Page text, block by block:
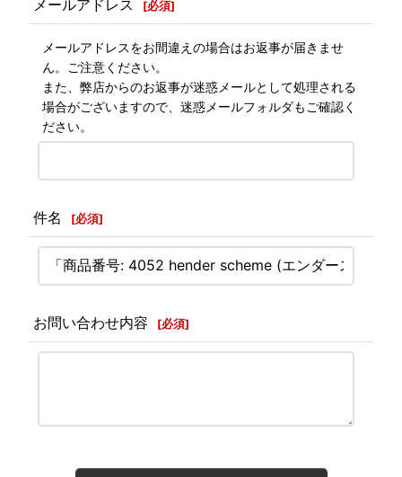
メールアドレス [必須]
メールアドレスをお間違えの場合はお返事が届きませ
ん。ご注意ください。
また、弊店からのお返事が迷惑メールとして処理される
場合がございますので、迷惑メールフォルダもご確認く
ださい。
件名 [必須]
お問い合わせ内容 [必須]